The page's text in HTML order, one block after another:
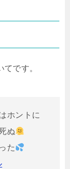
てです。
ホントに
ぬ
た